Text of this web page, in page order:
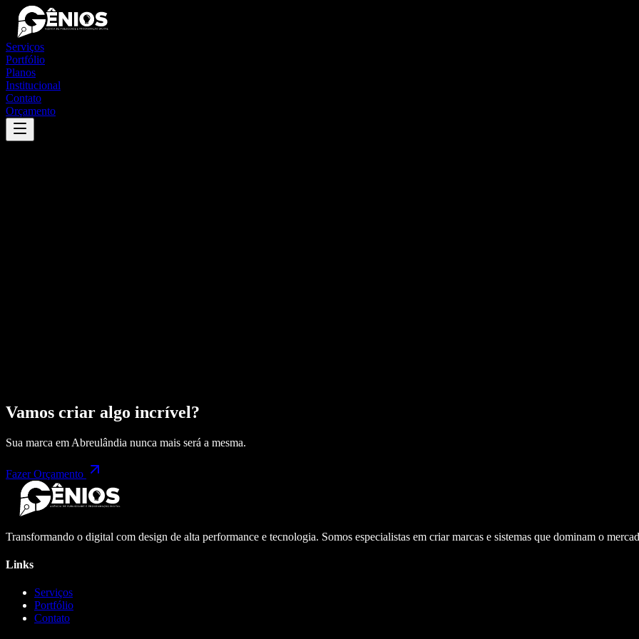
Serviços
Portfólio
Planos
Institucional
Contato
Orçamento
Vamos criar algo incrível?
Sua marca em Abreulândia nunca mais será a mesma.
Fazer Orçamento
Transformando o digital com design de alta performance e tecnologia. Somos especialistas em criar marcas e sistemas que dominam o
Links
Serviços
Portfólio
Contato